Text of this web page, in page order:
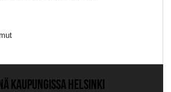
KAUPUNGISSA HELSINKI